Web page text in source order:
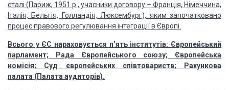
сталі (Париж, 1951 р., учасники договору – Франція, Німеччина,
Італія, Бельгія, Голландія, Люксембург), яким започатковано
процесправового регулювання інтеграції в Європі.
Всього у ЄС нараховується п’ять інститутів: Європейський
парламент; Рада Європейського союзу; Європейська
комісія; Суд європейськихспівтовариств; Рахункова
палата (Палата аудиторів).